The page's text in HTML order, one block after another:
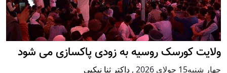
کورسک روسیه به زودی پاکسازی می شود
2026
,داکتر ثنا نیکپی